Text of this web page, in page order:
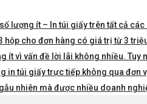
lượng ít – In túi giấy trên tất cả
cho đơn hàng có giá trị từ 3
ít vì vấn đề lời lãi không nhiều.
in túi giấy trực tiếp không qua
nhiên mà được nhiều doanh